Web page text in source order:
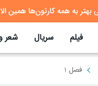
فیلم سریال شعر
فصل 1